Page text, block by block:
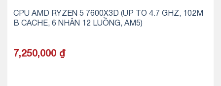
CPU AMD RYZEN 5 7600X3D (UP TO 4.7 GHZ, 102M
B CACHE, 6 NHÂN 12 LUỒNG, AM5)
7,250,000 ₫